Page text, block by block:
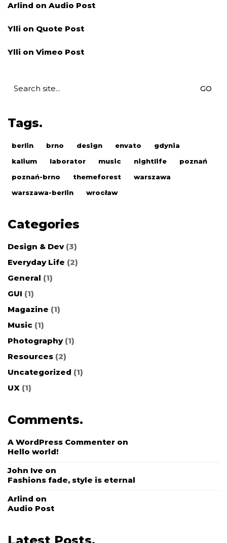
Arlind on Audio Post
Ylli on Quote Post
Ylli on Vimeo Post
for:
Tags.
berlin brno design envato
gdynia
kalium
laborator music nightlife
poznań
poznań-brno
themeforest
warszawa
warszawa-berlin
wrocław
Categories
Design & Dev(3)
Everyday Life (2)
General (1)
GUI (1)
Magazine (1)
Music (1)
Photography(1)
Resources (2)
Uncategorized (1)
UX (1)
Comments.
A WordPress Commenter on
Hello world!
John Ive on
Fashions fade, style is eternal
Arlind on
Audio Post